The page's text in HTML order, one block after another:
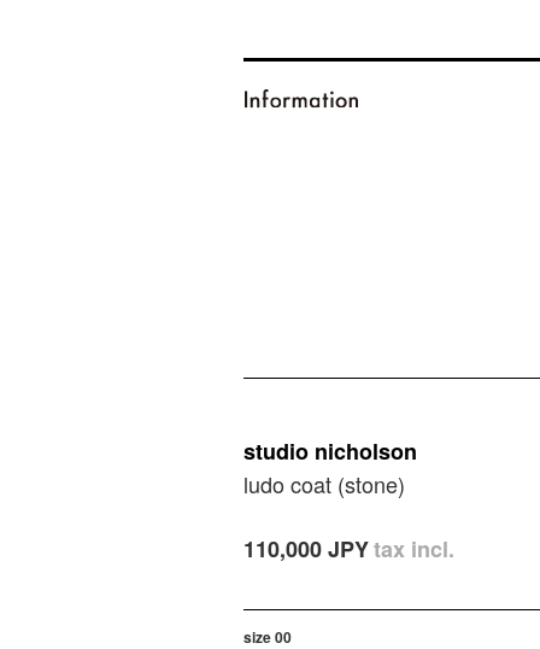
studio nicholson
ludo coat (stone)
110,000 JPYtax incl.
size 00